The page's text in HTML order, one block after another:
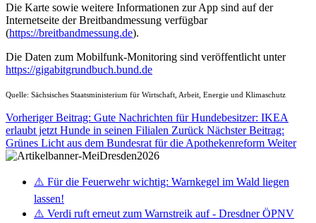
Die Karte sowie weitere Informationen zur App sind auf der
Internetseite der Breitbandmessung verfügbar
(https://breitbandmessung.de).
Die Daten zum Mobilfunk-Monitoring sind veröffentlicht unter
https://gigabitgrundbuch.bund.de
Quelle: Sächsisches Staatsministerium für Wirtschaft, Arbeit, Energie und Klimaschutz
Vorheriger Beitrag: Gute Nachrichten für Hundebesitzer: IKEA
erlaubt jetzt Hunde in seinen Filialen Zurück Nächster Beitrag:
Grünes Licht aus dem Bundesrat für die Apothekenreform Weiter
⚠️ Für die Feuerwehr wichtig: Warnkegel im Wald liegen
lassen!
⚠️ Verdi ruft erneut zum Warnstreik auf - Dresdner ÖPNV